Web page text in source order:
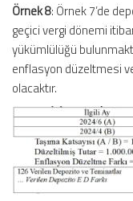
Örnek 8: Örnek 7’de
geçici vergi dönemi
yükümlülüğü
enflasyon düzeltmesi
olacaktır.